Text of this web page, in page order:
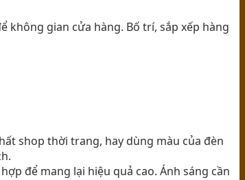
không gian cửa hàng. Bố trí, sắp xếp hàng
shop thời trang, hay dùng màu của đèn
để mang lại hiệu quả cao. Ánh sáng cần